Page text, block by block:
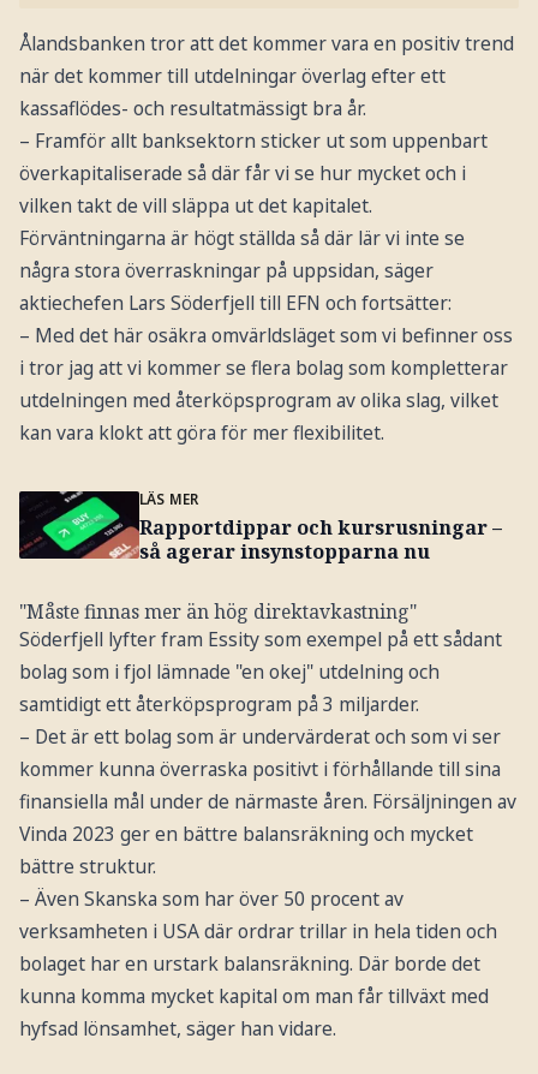
Ålandsbanken tror att det kommer vara en positiv trend
när det kommer till utdelningar överlag efter ett
kassaflödes- och resultatmässigt bra år.
– Framför allt banksektorn sticker ut som uppenbart
överkapitaliserade så där får vi se hur mycket och i
vilken takt de vill släppa ut det kapitalet.
Förväntningarna är högt ställda så där lär vi inte se
några stora överraskningar på uppsidan, säger
aktiechefen Lars Söderfjell till EFN och fortsätter:
– Med det här osäkra omvärldsläget som vi befinner oss
i tror jag att vi kommer se flera bolag som kompletterar
utdelningen med återköpsprogram av olika slag, vilket
kan vara klokt att göra för mer flexibilitet.
LÄS MER
Rapportdippar och kursrusningar –
så agerar insynstopparna nu
"Måste finnas mer än hög direktavkastning"
Söderfjell lyfter fram Essity som exempel på ett sådant
bolag som i fjol lämnade "en okej" utdelning och
samtidigt ett återköpsprogram på 3 miljarder.
– Det är ett bolag som är undervärderat och som vi ser
kommer kunna överraska positivt i förhållande till sina
finansiella mål under de närmaste åren. Försäljningen av
Vinda 2023 ger en bättre balansräkning och mycket
bättre struktur.
– Även Skanska som har över 50 procent av
verksamheten i USA där ordrar trillar in hela tiden och
bolaget har en urstark balansräkning. Där borde det
kunna komma mycket kapital om man får tillväxt med
hyfsad lönsamhet, säger han vidare.